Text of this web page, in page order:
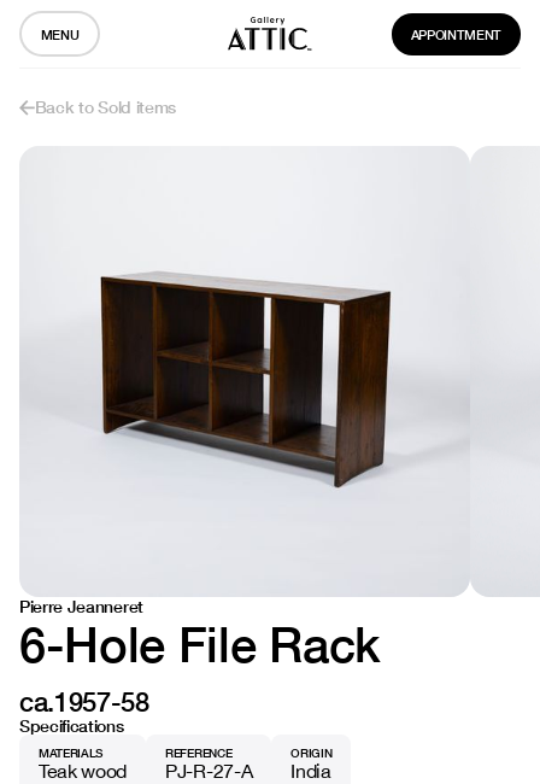
MENU APPOINTMENT
Back to Sold items
Pierre Jeanneret
6-Hole File Rack
ca.1957-58
Specifications
MATERIALS
Teak wood
REFERENCE
PJ-R-27-A
ORIGIN
India